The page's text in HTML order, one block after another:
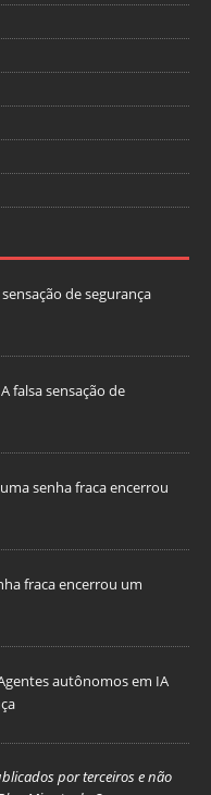
de segurança
A falsa sensação de
senha fraca encerrou
fraca encerrou um
autônomos em IA
por terceiros e não